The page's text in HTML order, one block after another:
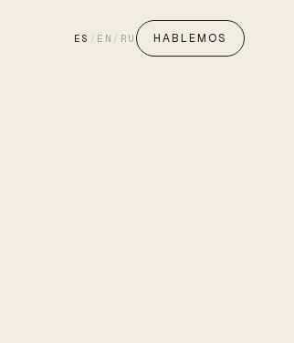
ES / EN / RU HABLEMOS